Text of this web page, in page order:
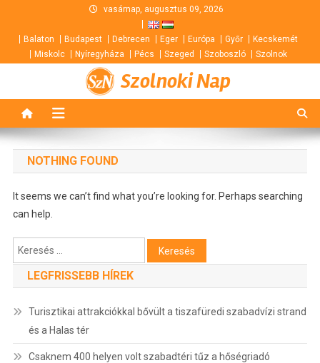
content
vasárnap, augusztus 09, 2026
Balaton Budapest Debrecen Eger Európa Győr
Kecskemét
Miskolc
Nyíregyháza Pécs Szeged Szoboszló Szolnok
Szolnoki Nap
NOTHING FOUND
It seems we can’t find what you’re looking for. Perhaps searching
can help.
Keresés:
LEGFRISSEBB HÍREK
Turisztikai attrakciókkal bővült a tiszafüredi szabadvízi strand
és a Halas tér
Csaknem 400 helyen volt szabadtéri tűz a hőségriadó